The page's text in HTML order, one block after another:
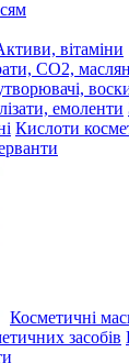
вітаміни
Кислоти
Косметичні